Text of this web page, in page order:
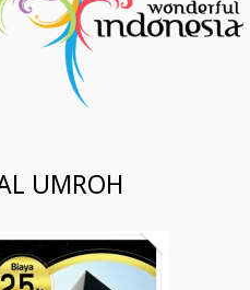
UMROH